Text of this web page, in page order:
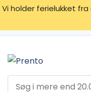
Vi holder ferielukket fra